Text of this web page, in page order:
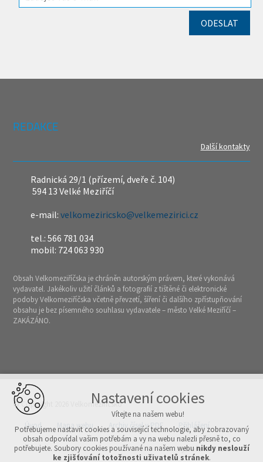
REDAKCE
Další kontakty
Radnická 29/1 (přízemí, dveře č. 104)
594 13 Velké Meziříčí
e-mail:velkomeziricsko@velkemezirici.cz
tel.: 566 781 034
mobil: 724 063 930
Obsah Velkomeziříčska je chráněn autorským právem, které vykonává
vydavatel. Jakékoliv užití článků a fotografií z tištěné či elektronické
podoby Velkomeziříčska včetně převzetí, šíření či dalšího zpřístupňování
obsahu je bez písemného souhlasu vydavatele – město Velké Meziříčí –
ZAKÁZÁNO.
© Copyright 2026 Velkomeziříčsko
Úvod Mapa webu Archiv čísel v PDF Přihlášení
Vytvořeno v xart.cz
Nastavení cookies
Vítejte na našem webu!
Potřebujeme nastavit cookies a související technologie, aby zobrazovaný
obsah odpovídal vašim potřebám a vy na webu nalezli přesně to, co
potřebujete. Soubory cookies používané na našem webu nikdy neslouží
ke zjišťování totožnosti uživatelů stránek.